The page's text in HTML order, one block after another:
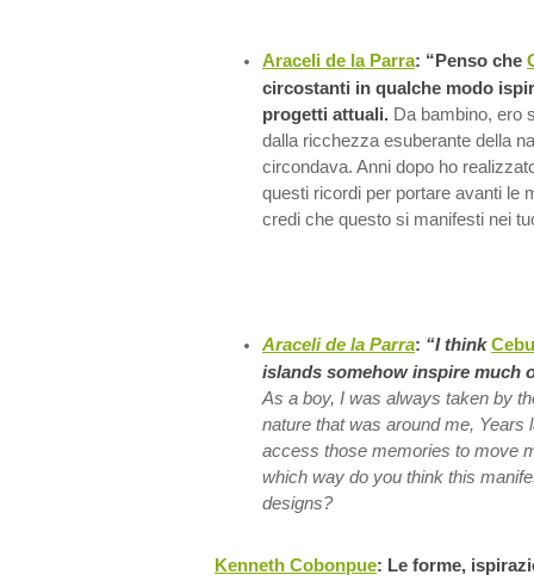
Araceli de la Parra: “Penso che
circostanti in qualche modo
progetti attuali. Da bambino, ero
dalla ricchezza esuberante della
circondava. Anni dopo ho
questi ricordi per portare avanti le
credi che questo si manifesti nei
Araceli de la Parra: “I thinkCebu
islands somehow inspire much
As a boy, I was always taken by
nature that was around me, Years
access those memories to move
which way do you think this
designs?
Kenneth Cobonpue: Le forme,